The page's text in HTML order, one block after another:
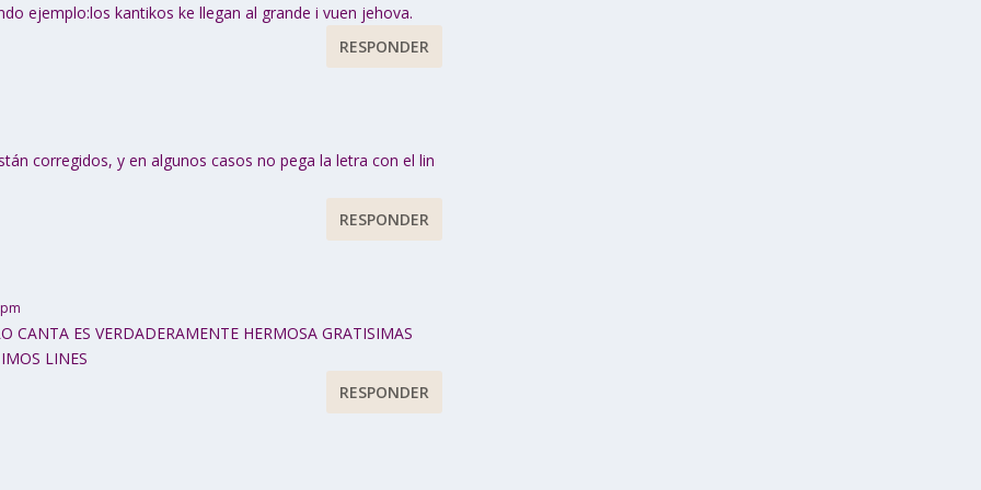
ejemplo:los kantikos ke llegan al grande i vuen jehova.
RESPONDER
corregidos, y en algunos casos no pega la letra con el lin
RESPONDER
CANTA ES VERDADERAMENTE HERMOSA GRATISIMAS
LINES
RESPONDER